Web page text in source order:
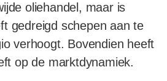
oliehandel, maar is
gedreigd schepen aan te
verhoogt. Bovendien heeft
op de marktdynamiek.